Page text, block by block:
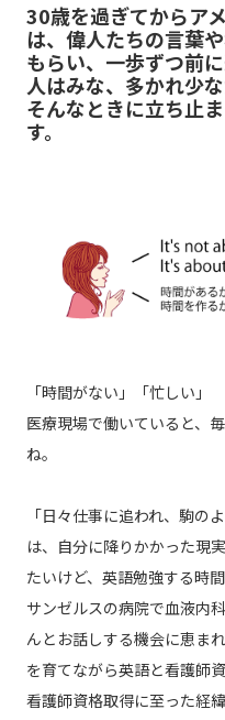
30歳を過ぎてからア
は、偉人たちの言葉
もらい、一歩ずつ前
人はみな、多かれ少
そんなときに立ち止
す。
「時間がない」「忙しい」
医療現場で働いていると、
ね。
「日々仕事に追われ、駒の
は、自分に降りかかった現
たいけど、英語勉強する時
サンゼルスの病院で血液内
んとお話しする機会に恵ま
を育てながら英語と看護師
看護師資格取得に至った経